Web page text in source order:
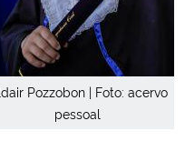
Pozzobon | Foto: acervo
pessoal